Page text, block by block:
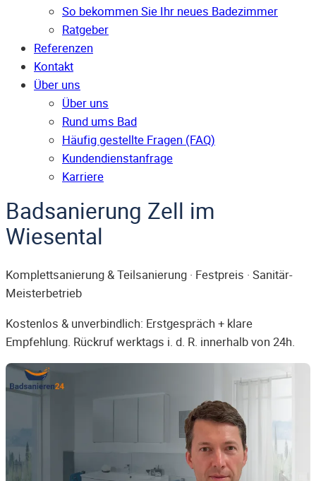
So bekommen Sie Ihr neues Badezimmer
Ratgeber
Referenzen
Kontakt
Über uns
Über uns
Rund ums Bad
Häufig gestellte Fragen (FAQ)
Kunden­dienst­anfrage
Karriere
Badsanierung Zell im
Wiesental
Komplettsanierung & Teilsanierung · Festpreis · Sanitär-
Meisterbetrieb
Kostenlos & unverbindlich: Erstgespräch + klare
Empfehlung. Rückruf werktags i. d. R. innerhalb von 24h.